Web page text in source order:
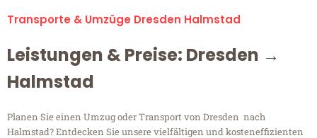
Transporte & Umzüge Dresden Halmstad
Leistungen & Preise: Dresden →
Halmstad
Planen Sie einen Umzug oder Transport von Dresden nach
Halmstad? Entdecken Sie unsere vielfältigen und kosteneffizienten